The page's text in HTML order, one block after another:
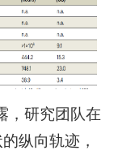
，研究团队在
纵向轨迹，